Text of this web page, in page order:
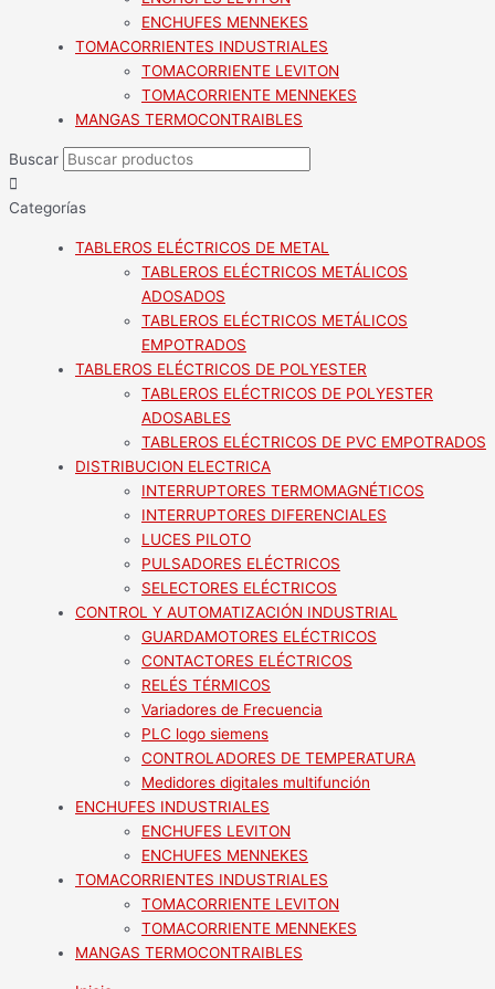
ENCHUFES MENNEKES
TOMACORRIENTES INDUSTRIALES
TOMACORRIENTE LEVITON
TOMACORRIENTE MENNEKES
MANGAS TERMOCONTRAIBLES
Buscar
Categorías
TABLEROS ELÉCTRICOS DE METAL
TABLEROS ELÉCTRICOS METÁLICOS
ADOSADOS
TABLEROS ELÉCTRICOS METÁLICOS
EMPOTRADOS
TABLEROS ELÉCTRICOS DE POLYESTER
TABLEROS ELÉCTRICOS DE POLYESTER
ADOSABLES
TABLEROS ELÉCTRICOS DE PVC EMPOTRADOS
DISTRIBUCION ELECTRICA
INTERRUPTORES TERMOMAGNÉTICOS
INTERRUPTORES DIFERENCIALES
LUCES PILOTO
PULSADORES ELÉCTRICOS
SELECTORES ELÉCTRICOS
CONTROL Y AUTOMATIZACIÓN INDUSTRIAL
GUARDAMOTORES ELÉCTRICOS
CONTACTORES ELÉCTRICOS
RELÉS TÉRMICOS
Variadores de Frecuencia
PLC logo siemens
CONTROLADORES DE TEMPERATURA
Medidores digitales multifunción
ENCHUFES INDUSTRIALES
ENCHUFES LEVITON
ENCHUFES MENNEKES
TOMACORRIENTES INDUSTRIALES
TOMACORRIENTE LEVITON
TOMACORRIENTE MENNEKES
MANGAS TERMOCONTRAIBLES